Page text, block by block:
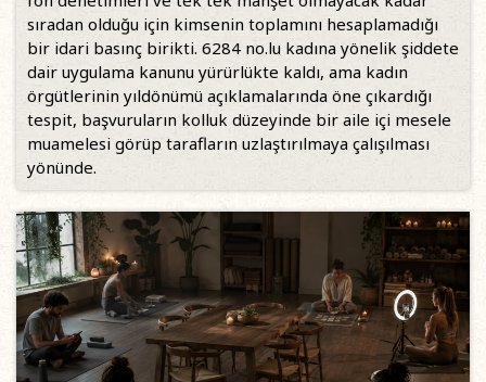
sıradan olduğu için kimsenin toplamını hesaplamadığı
bir idari basınç birikti. 6284 no.lu kadına yönelik şiddete
dair uygulama kanunu yürürlükte kaldı, ama kadın
örgütlerinin yıldönümü açıklamalarında öne çıkardığı
tespit, başvuruların kolluk düzeyinde bir aile içi mesele
muamelesi görüp tarafların uzlaştırılmaya çalışılması
yönünde.